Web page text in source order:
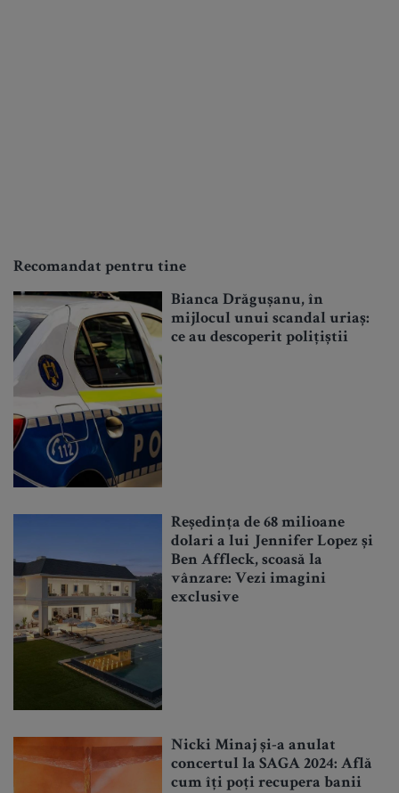
Recomandat pentru tine
Bianca Drăgușanu, în
mijlocul unui scandal uriaș:
ce au descoperit polițiștii
Reședința de 68 milioane
dolari a lui Jennifer Lopez și
Ben Affleck, scoasă la
vânzare: Vezi imagini
exclusive
Nicki Minaj și-a anulat
concertul la SAGA 2024: Află
cum îți poți recupera banii